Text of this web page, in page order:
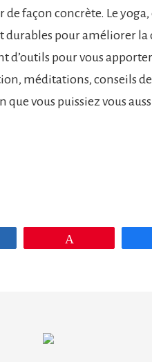
façon concrète. Le yoga,
durables pour améliorer
d’outils pour vous
méditations, conseils
que vous puissiez vous